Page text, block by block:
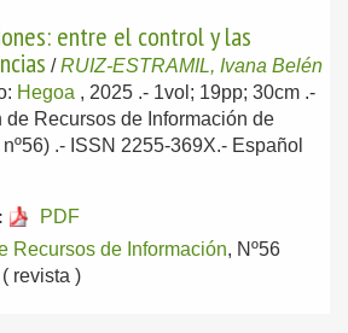
entre el control y las
/RUIZ-ESTRAMIL, Ivana Belén
Hegoa , 2025 .- 1vol; 19pp; 30cm .-
de Recursos de Información de
.- ISSN 2255-369X.- Español
PDF
Recursos de Información, Nº56
revista )